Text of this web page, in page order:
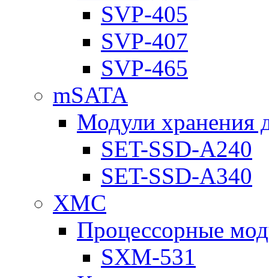
SVP-405
SVP-407
SVP-465
mSATA
Модули хранения
SET-SSD-A240
SET-SSD-A340
XMC
Процессорные
SXM-531